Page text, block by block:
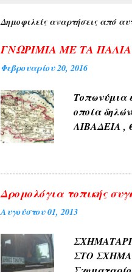
Δημοφιλείς αναρτήσεις από
ΓΝΩΡΙΜΙΑ ΜΕ ΤΑ
Φεβρουαρίου 20, 2016
Τοπωνύμια
οποία
ΛΙΒΑΔΕΙΑ ,
φύσεως
ΓΛΥΚΟΝΕΡΙ
και καρπών
(Αετοράχη ,
Δρομολόγια τοπικής
Αυγούστου 01, 2013
ΣΤΟ